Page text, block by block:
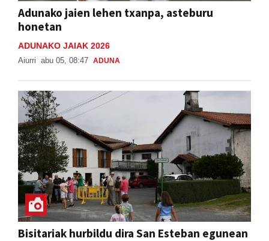
Adunako jaien lehen txanpa, asteburu
honetan
ADUNAKO JAIAK 2026
Aiurri abu 05, 08:47 ADUNA
Bisitariak hurbildu dira San Esteban egunean